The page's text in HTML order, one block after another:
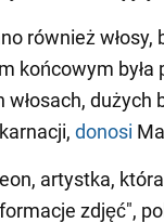
również
końcowym była
włosach, dużych
donosi
artystka,
zdjęć",